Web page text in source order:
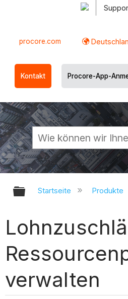
procore.com
Kontakt Procore-App-
Globale
Startseite Produkte
verwalten